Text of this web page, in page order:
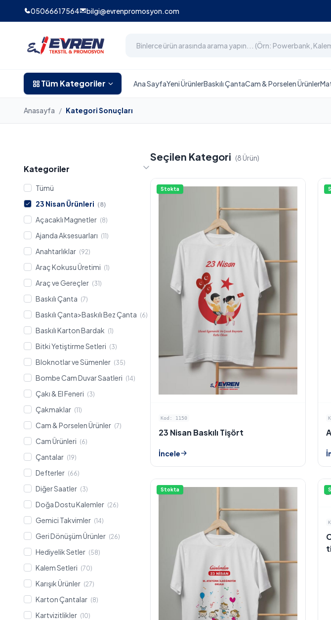
05066617564 bilgi@evrenpromosyon.com
Tüm Kategoriler Ana SayfaYeni ÜrünlerBaskılı ÇantaCam & Porselen Ürünler
Anasayfa / Kategori Sonuçları
Kategoriler
Tümü
23 Nisan Ürünleri (8)
Açacaklı Magnetler (8)
Ajanda Aksesuarları (11)
Anahtarlıklar (92)
Araç Kokusu Üretimi (1)
Araç ve Gereçler (31)
Baskılı Çanta (7)
Baskılı Çanta>Baskılı Bez Çanta (6)
Baskılı Karton Bardak (1)
Bitki Yetiştirme Setleri (3)
Bloknotlar ve Sümenler (35)
Bombe Cam Duvar Saatleri (14)
Çakı & El Feneri (3)
Çakmaklar (11)
Cam & Porselen Ürünler (7)
Cam Ürünleri (6)
Çantalar (19)
Defterler (66)
Diğer Saatler (3)
Doğa Dostu Kalemler (26)
Gemici Takvimler (14)
Geri Dönüşüm Ürünler (26)
Hediyelik Setler (58)
Kalem Setleri (70)
Karışık Ürünler (27)
Karton Çantalar (8)
Kartvizitlikler (10)
Seçilen Kategori (8 Ürün)
Stokta
Kod: 1150
23 Nisan Baskılı Tişört
İncele
Stokta